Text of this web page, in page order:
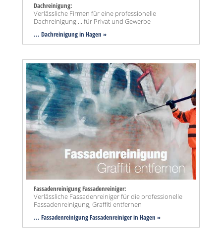
Dachreinigung:
Verlässliche Firmen für eine professionelle
Dachreinigung ... für Privat und Gewerbe
... Dachreinigung in Hagen »
Fassadenreinigung Fassadenreiniger:
Verlässliche Fassadenreiniger für die professionelle
Fassadenreinigung, Graffiti entfernen
... Fassadenreinigung Fassadenreiniger in Hagen »